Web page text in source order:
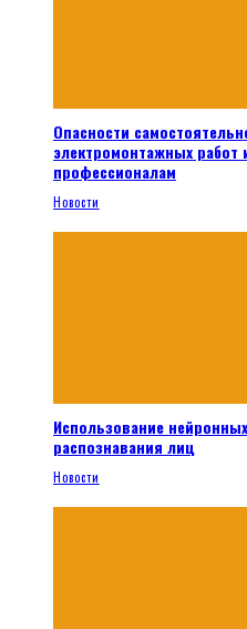
Опасности
электромонтажных
профессионалам
Новости
Использование
распознавания лиц
Новости